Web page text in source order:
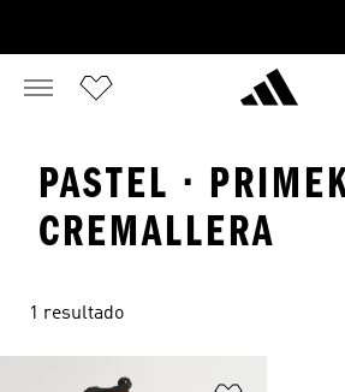
PASTEL ·
CREMALLERA
1 resultado